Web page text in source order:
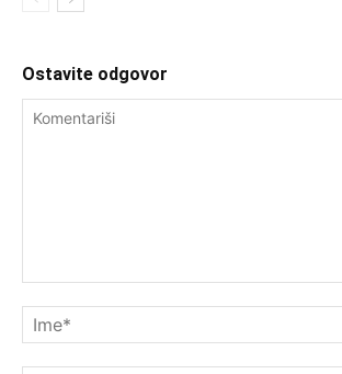
Ostavite odgovor